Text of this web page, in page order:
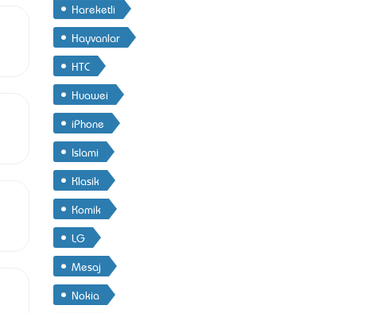
Hareketli
Hayvanlar
HTC
Huawei
iPhone
Islami
Klasik
Komik
LG
Mesaj
Nokia